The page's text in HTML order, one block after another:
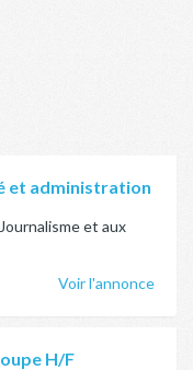
et administration
et aux
Voir l'annonce
H/F